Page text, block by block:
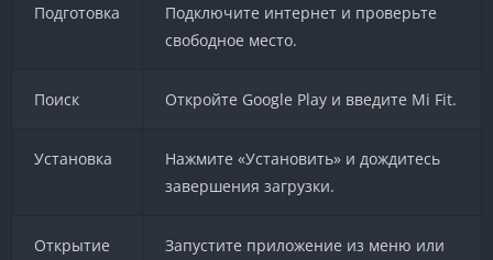
Подготовка
Подключите интернет и проверьте
свободное место.
Поиск Откройте Google Play и введите Mi Fit.
Установка
Нажмите «Установить» и дождитесь
завершения загрузки.
Открытие
Запустите приложение из меню или